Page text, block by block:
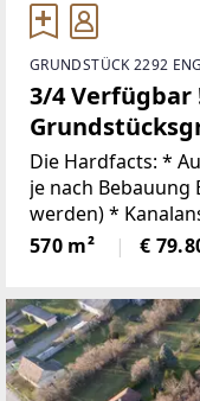
GRUNDSTÜCK 2292
3/4 Verfügbar
Die Hardfacts: * Aufgeschlossen (es könnten jedoch
je nach
werden) * Kanalanschluss vor dem Grundstück
vorhanden -
Fläche bemessen * Wasseranschluss vor dem
570 m² €